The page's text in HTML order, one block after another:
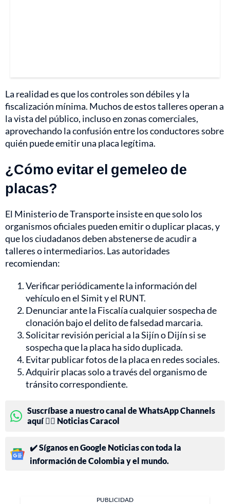
La realidad es que los controles son débiles y la
fiscalización mínima. Muchos de estos talleres operan a
la vista del público, incluso en zonas comerciales,
aprovechando la confusión entre los conductores sobre
quién puede emitir una placa legítima.
¿Cómo evitar el gemeleo de
placas?
El Ministerio de Transporte insiste en que solo los
organismos oficiales pueden emitir o duplicar placas, y
que los ciudadanos deben abstenerse de acudir a
talleres o intermediarios. Las autoridades
recomiendan:
Verificar periódicamente la información del
vehículo en el Simit y el RUNT.
Denunciar ante la Fiscalía cualquier sospecha de
clonación bajo el delito de falsedad marcaria.
Solicitar revisión pericial a la Sijín o Dijín si se
sospecha que la placa ha sido duplicada.
Evitar publicar fotos de la placa en redes sociales.
Adquirir placas solo a través del organismo de
tránsito correspondiente.
Suscríbase a nuestro canal de WhatsApp Channels
aquí 👉🏻 Noticias Caracol
✔️ Síganos en Google Noticias con toda la
información de Colombia y el mundo.
PUBLICIDAD